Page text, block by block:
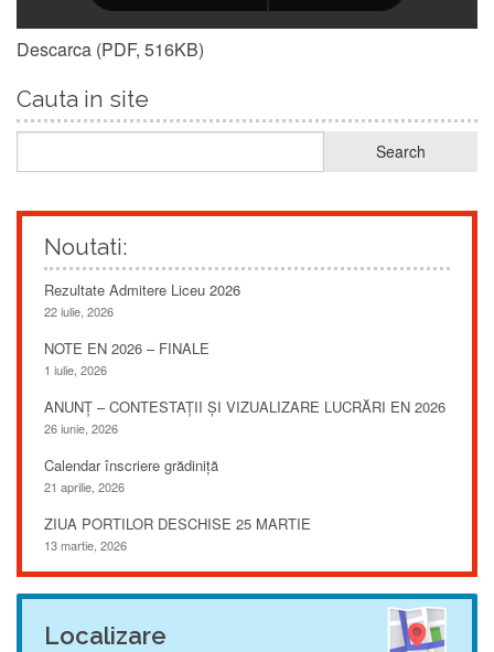
Descarca (PDF, 516KB)
Cauta in site
Noutati:
Rezultate Admitere Liceu 2026
22 iulie, 2026
NOTE EN 2026 – FINALE
1 iulie, 2026
ANUNȚ – CONTESTAȚII ȘI VIZUALIZARE LUCRĂRI EN 2026
26 iunie, 2026
Calendar înscriere grădiniță
21 aprilie, 2026
ZIUA PORTILOR DESCHISE 25 MARTIE
13 martie, 2026
Localizare